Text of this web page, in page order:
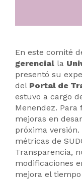
En este comité
gerencial la
presentó su
del Portal de
estuvo a cargo
Menendez.
mejoras en
próxima versión.
métricas de
Transparencia,
modificaciones
mejora el